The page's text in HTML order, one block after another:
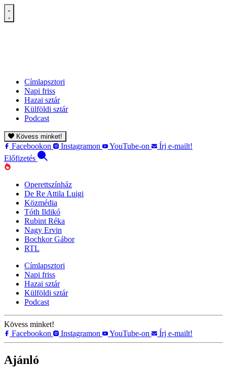
Címlapsztori
Napi friss
Hazai sztár
Külföldi sztár
Podcast
Kövess minket!
Facebookon Instagramon YouTube-on
Írj e-mailt!
Előfizetés
Operettszínház
De Re Attila Luigi
Közmédia
Tóth Ildikó
Rubint Réka
Nagy Ervin
Bochkor Gábor
RTL
Címlapsztori
Napi friss
Hazai sztár
Külföldi sztár
Podcast
Kövess minket!
Facebookon
Instagramon YouTube-on Írj e-mailt!
Ajánló